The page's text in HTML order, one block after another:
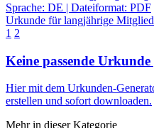
Sprache: DE | Dateiformat: PDF
Urkunde für langjährige
1 2
Keine passende Urkunde
Hier mit dem Urkunden-
erstellen und sofort downloaden.
Mehr in dieser Kategorie